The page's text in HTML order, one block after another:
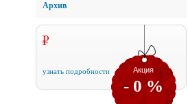
Архив
Акция
- 0 %
узнать подробности